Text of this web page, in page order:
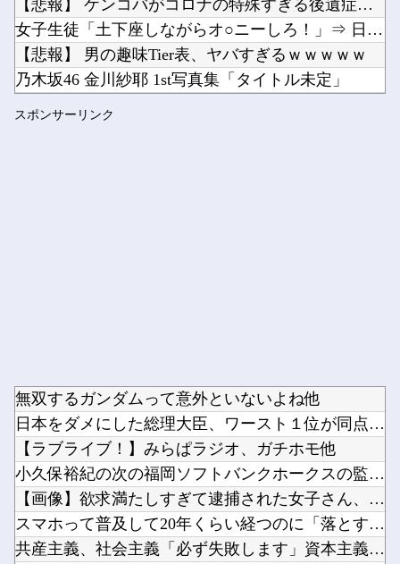
【悲報】 ケンコバがコロナの特殊すぎる後遺症に苦しんでいる模...
女子生徒「土下座しながらオ○ニーしろ！」⇒ 日本の男子生徒へ...
【悲報】 男の趣味Tier表、ヤバすぎるｗｗｗｗｗ
乃木坂46 金川紗耶 1st写真集「タイトル未定」
スポンサーリンク
無双するガンダムって意外といないよね他
日本をダメにした総理大臣、ワースト１位が同点でこの人ｗｗｗｗ...
【ラブライブ！】みらぱラジオ、ガチホモ他
小久保裕紀の次の福岡ソフトバンクホークスの監督ｗｗｗ他
【画像】欲求満たしすぎて逮捕された女子さん、可愛いと話題にｗ...
スマホって普及して20年くらい経つのに「落とすだけで割れる」...
共産主義、社会主義「必ず失敗します」資本主義「必ず少子化しま...